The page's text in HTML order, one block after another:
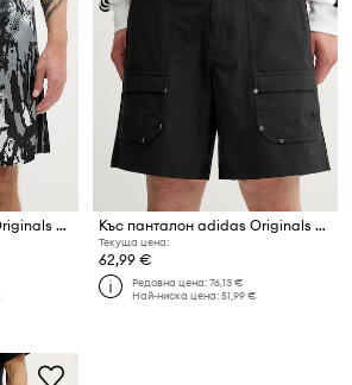
Къс панталон adidas Originals Archiveaopshort Къс панталон adidas Originals P ESS C Shorts
Текуща цена:
62,99 €
Редовна цена:76,13 €
Най-ниска цена:51,99 €